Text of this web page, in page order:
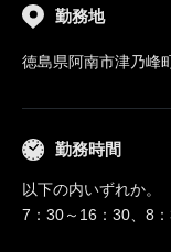
勤務地
徳島県阿南市津乃峰
勤務時間
以下の内いずれか。
7：30～16：30、8